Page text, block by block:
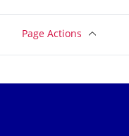
Page Actions